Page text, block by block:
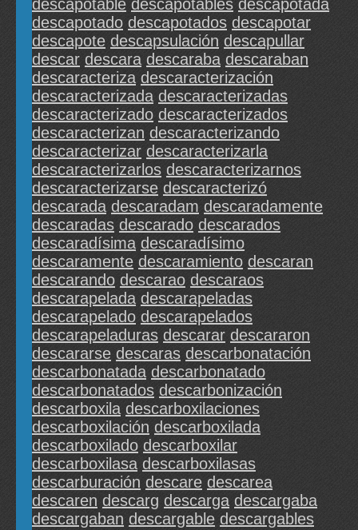
descapotable descapotables descapotada
descapotado descapotados descapotar
descapote descapsulación descapullar
descar descara descaraba descaraban
descaracteriza descaracterización
descaracterizada descaracterizadas
descaracterizado descaracterizados
descaracterizan descaracterizando
descaracterizar descaracterizarla
descaracterizarlos descaracterizarnos
descaracterizarse descaracterizó
descarada descaradam descaradamente
descaradas descarado descarados
descaradísima descaradísimo
descaramente descaramiento descaran
descarando descarao descaraos
descarapelada descarapeladas
descarapelado descarapelados
descarapeladuras descarar descararon
descararse descaras descarbonatación
descarbonatada descarbonatado
descarbonatados descarbonización
descarboxila descarboxilaciones
descarboxilación descarboxilada
descarboxilado descarboxilar
descarboxilasa descarboxilasas
descarburación descare descarea
descaren descarg descarga descargaba
descargaban descargable descargables